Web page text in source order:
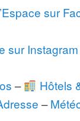
sur
sur Instagram
– Hôtels
–